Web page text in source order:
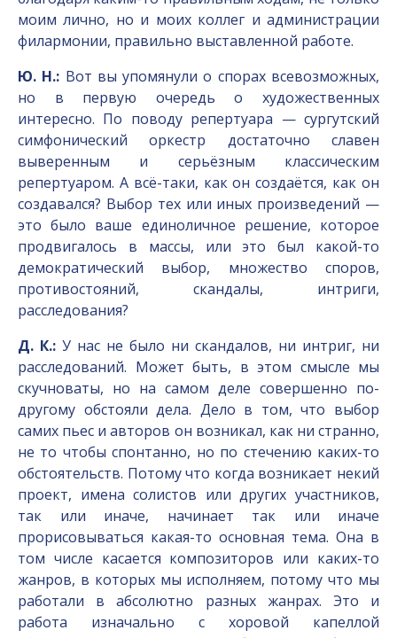
моим лично, но и моих коллег и администрации
филармонии, правильно выставленной работе.
Ю. Н.: Вот вы упомянули о спорах всевозможных,
но в первую очередь о художественных
интересно. По поводу репертуара — сургутский
симфонический оркестр достаточно славен
выверенным и серьёзным классическим
репертуаром. А всё-таки, как он создаётся, как он
создавался? Выбор тех или иных произведений —
это было ваше единоличное решение, которое
продвигалось в массы, или это был какой-то
демократический выбор, множество споров,
противостояний, скандалы, интриги,
расследования?
Д. К.: У нас не было ни скандалов, ни интриг, ни
расследований. Может быть, в этом смысле мы
скучноваты, но на самом деле совершенно по-
другому обстояли дела. Дело в том, что выбор
самих пьес и авторов он возникал, как ни странно,
не то чтобы спонтанно, но по стечению каких-то
обстоятельств. Потому что когда возникает некий
проект, имена солистов или других участников,
так или иначе, начинает так или иначе
прорисовываться какая-то основная тема. Она в
том числе касается композиторов или каких-то
жанров, в которых мы исполняем, потому что мы
работали в абсолютно разных жанрах. Это и
работа изначально с хоровой капеллой